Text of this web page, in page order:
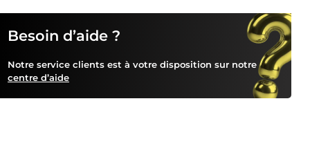
Besoin d’aide ?
Notre service clients est à votre disposition sur notre
centre d’aide